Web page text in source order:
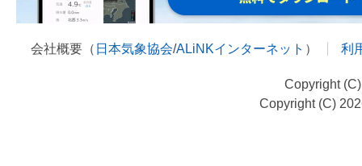
会社概要（ 日本気象協会/ALiNKインターネット ） 利
Copyright
Copyright (C)